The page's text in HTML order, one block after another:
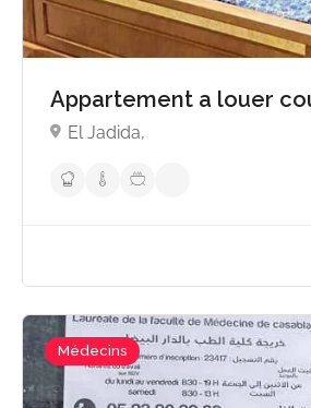
Appartement a louer
El Jadida,
Médecins